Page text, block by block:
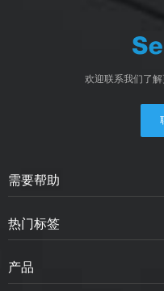
欢迎联系我们了
需要帮助
热门标签
产品